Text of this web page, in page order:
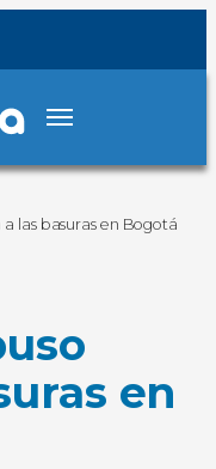
las basuras en Bogotá
en